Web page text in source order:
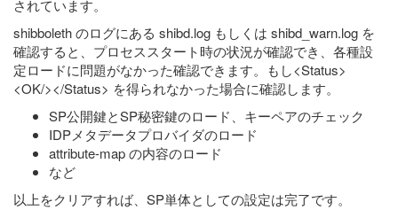
されています。
shibboleth のログにある shibd.log もしくは shibd_warn.log を
確認すると、プロセススタート時の状況が確認でき、各種設
定ロードに問題がなかった確認できます。もし<Status>
<OK/></Status> を得られなかった場合に確認します。
SP公開鍵とSP秘密鍵のロード、キーペアのチェック
IDPメタデータプロバイダのロード
attribute-map の内容のロード
など
以上をクリアすれば、SP単体としての設定は完了です。